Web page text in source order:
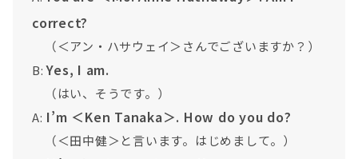
correct?
（＜アン・ハサウェイ＞さんでございますか？）
B:Yes, I am.
（はい、そうです。）
A: I’m ＜Ken Tanaka＞. How do you do?
（＜田中健＞と言います。はじめまして。）